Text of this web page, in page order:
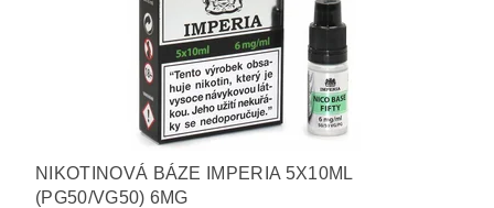
NIKOTINOVÁ BÁZE IMPERIA 5X10ML
(PG50/VG50) 6MG